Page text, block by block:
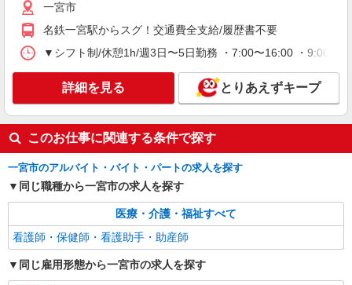
一宮市
名鉄一宮駅からスグ！交通費全支給/履歴書不要
▼シフト制/休憩1h/週3日〜5日勤務 ・7:00〜16:00 ・9:00〜
詳細を見る とりあえずキープ
このお仕事に関連する条件で探す
一宮市のアルバイト・バイト・パートの求人を探す
同じ職種から一宮市の求人を探す
医療・介護・福祉すべて
看護師・保健師・看護助手・助産師
同じ雇用形態から一宮市の求人を探す